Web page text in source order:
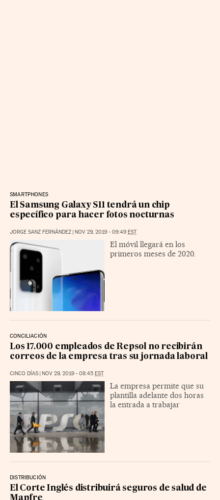
SMARTPHONES
El Samsung Galaxy S11 tendrá un chip
específico para hacer fotos nocturnas
JORGE SANZ FERNÁNDEZ NOV 29, 2019 - 09:49 EST
El móvil llegará en los
primeros meses de 2020.
CONCILIACIÓN
Los 17.000 empleados de Repsol no recibirán
correos de la empresa tras su jornada laboral
CINCO DÍAS NOV 29, 2019 - 08:45 EST
La empresa permite que su
plantilla adelante dos horas
la entrada a trabajar
DISTRIBUCIÓN
El Corte Inglés distribuirá seguros de salud de